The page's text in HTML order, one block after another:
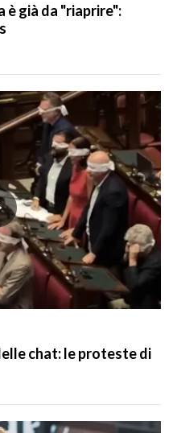
è già da "riaprire":
chat: le proteste di